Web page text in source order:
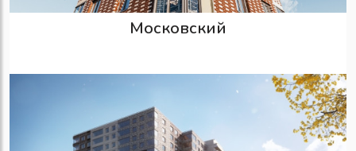
Московский